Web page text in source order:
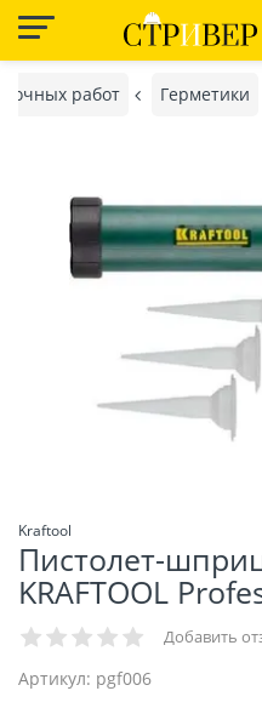
работ Герметики
Kraftool
Пистолет-
KRAFTOOL
Добавить
Артикул: pgf006